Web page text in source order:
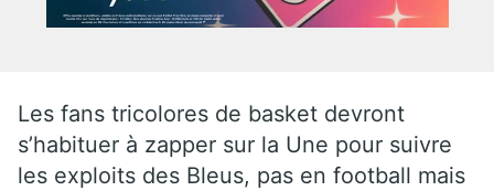
Les fans tricolores de basket devront
s’habituer à zapper sur la Une pour suivre
les exploits des Bleus, pas en football mais